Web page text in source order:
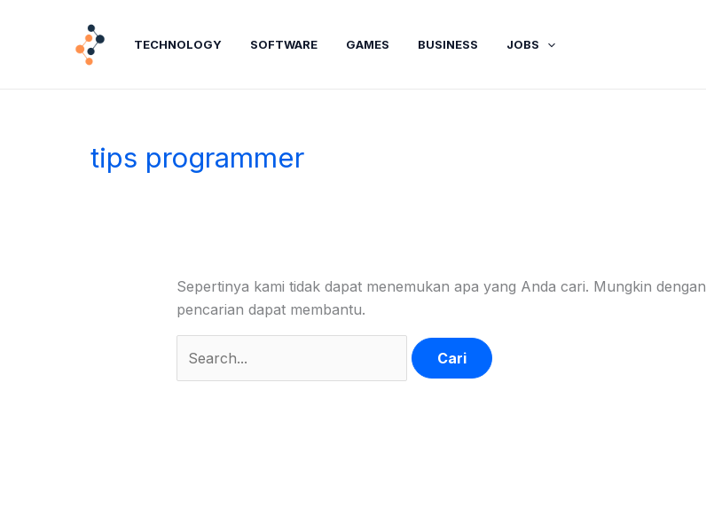
TECHNOLOGY SOFTWARE GAMES BUSINESS JOBS
tips programmer
Sepertinya kami tidak dapat menemukan apa yang Anda cari. Mungkin dengan
pencarian dapat membantu.